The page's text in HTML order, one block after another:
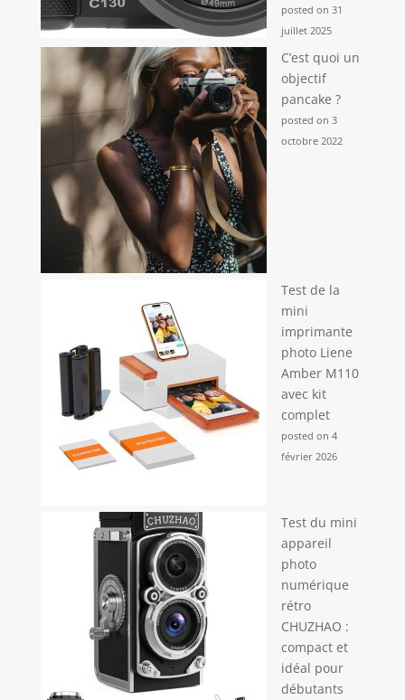
posted on 31
juillet 2025
C’est quoi un
objectif
pancake ?
posted on 3
octobre 2022
Test de la
mini
imprimante
photo Liene
Amber M110
avec kit
complet
posted on 4
février 2026
Test du mini
appareil
photo
numérique
rétro
CHUZHAO :
compact et
idéal pour
débutants